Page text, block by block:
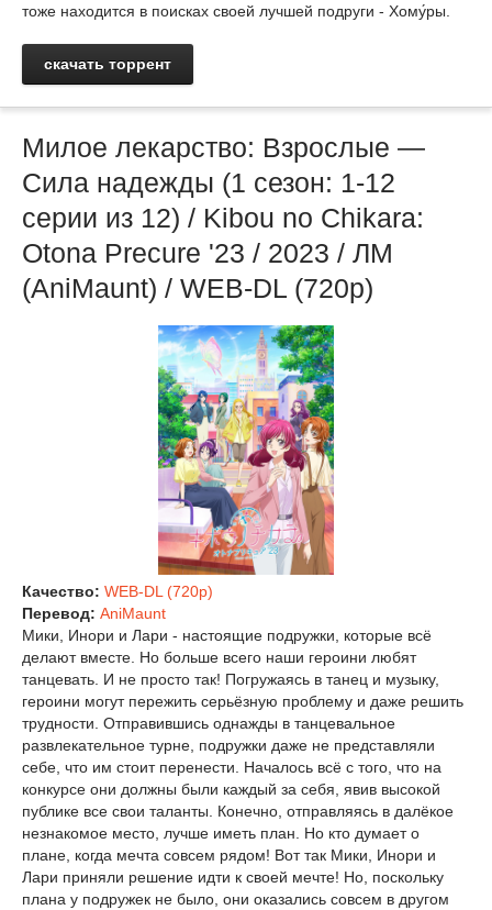
тоже находится в поисках своей лучшей подруги - Хому́ры.
скачать торрент
Милое лекарство: Взрослые —
Сила надежды (1 сезон: 1-12
серии из 12) / Kibou no Chikara:
Otona Precure '23 / 2023 / ЛМ
(AniMaunt) / WEB-DL (720p)
Качество: WEB-DL (720p)
Перевод: AniMaunt
Мики, Инори и Лари - настоящие подружки, которые всё
делают вместе. Но больше всего наши героини любят
танцевать. И не просто так! Погружаясь в танец и музыку,
героини могут пережить серьёзную проблему и даже решить
трудности. Отправившись однажды в танцевальное
развлекательное турне, подружки даже не представляли
себе, что им стоит перенести. Началось всё с того, что на
конкурсе они должны были каждый за себя, явив высокой
публике все свои таланты. Конечно, отправляясь в далёкое
незнакомое место, лучше иметь план. Но кто думает о
плане, когда мечта совсем рядом! Вот так Мики, Инори и
Лари приняли решение идти к своей мечте! Но, поскольку
плана у подружек не было, они оказались совсем в другом